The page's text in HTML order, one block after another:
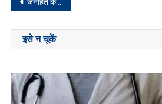
navigation
जनहित के काम प्राथमिकता के साथ करें नवनियुक्त पदाधिकारी: मुख्यमंत्री हेमन्त सोरेन
इसे न चूकें